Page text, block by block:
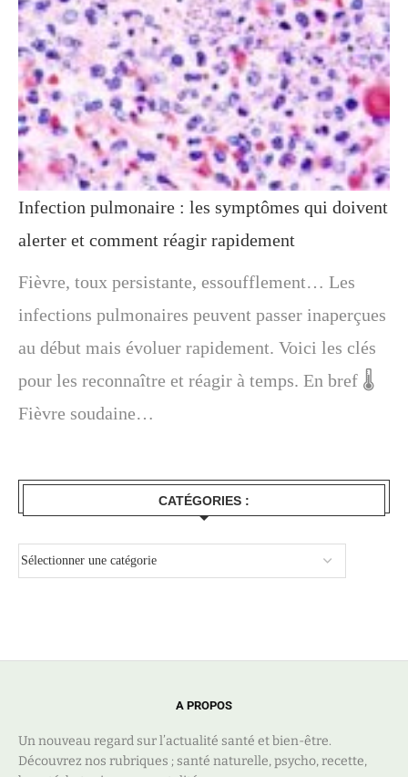
Infection pulmonaire : les symptômes qui doivent
alerter et comment réagir rapidement
Fièvre, toux persistante, essoufflement… Les
infections pulmonaires peuvent passer inaperçues
au début mais évoluer rapidement. Voici les clés
pour les reconnaître et réagir à temps. En bref 🌡️
Fièvre soudaine…
CATÉGORIES :
A PROPOS
Un nouveau regard sur l’actualité santé et bien-être.
Découvrez nos rubriques ; santé naturelle, psycho, recette,